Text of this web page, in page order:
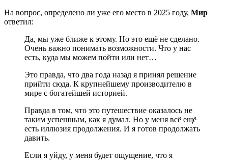
На вопрос, определено ли уже его место в 2025 году, Мир
ответил:
Да, мы уже ближе к этому. Но это ещё не сделано.
Очень важно понимать возможности. Что у нас
есть, куда мы можем пойти или нет…
Это правда, что два года назад я принял решение
прийти сюда. К крупнейшему производителю в
мире с богатейшей историей.
Правда в том, что это путешествие оказалось не
таким успешным, как я думал. Но у меня всё ещё
есть иллюзия продолжения. И я готов продолжать
давить.
Если я уйду, у меня будет ощущение, что я